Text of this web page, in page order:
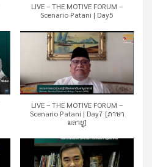
LIVE – THE MOTIVE FORUM –
Scenario Patani | Day5
LIVE – THE MOTIVE FORUM –
Scenario Patani | Day7 [ภาษา
มลายู]